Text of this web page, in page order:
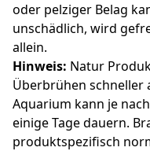
oder pelziger Belag
unschädlich, wird
allein.
Hinweis: Natur
Überbrühen schneller
Aquarium kann je
einige Tage dauern.
produktspezifisch